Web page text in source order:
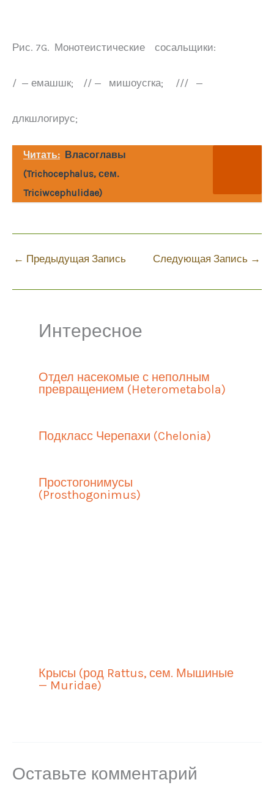
Рис. 7G. Монотеистические сосальщики:
/ — емашшк; // — мишоусгка; /// —
длкшлогирус;
Читать: Власоглавы
(Trichocephalus, сем.
Triciwcephulidae)
← Предыдущая Запись Следующая Запись →
Интересное
Отдел насекомые с неполным
превращением (Heterometabola)
Подкласс Черепахи (Chelonia)
Простогонимусы
(Prosthogonimus)
Крысы (род Rattus, сем. Мышиные
— Muridae)
Оставьте комментарий